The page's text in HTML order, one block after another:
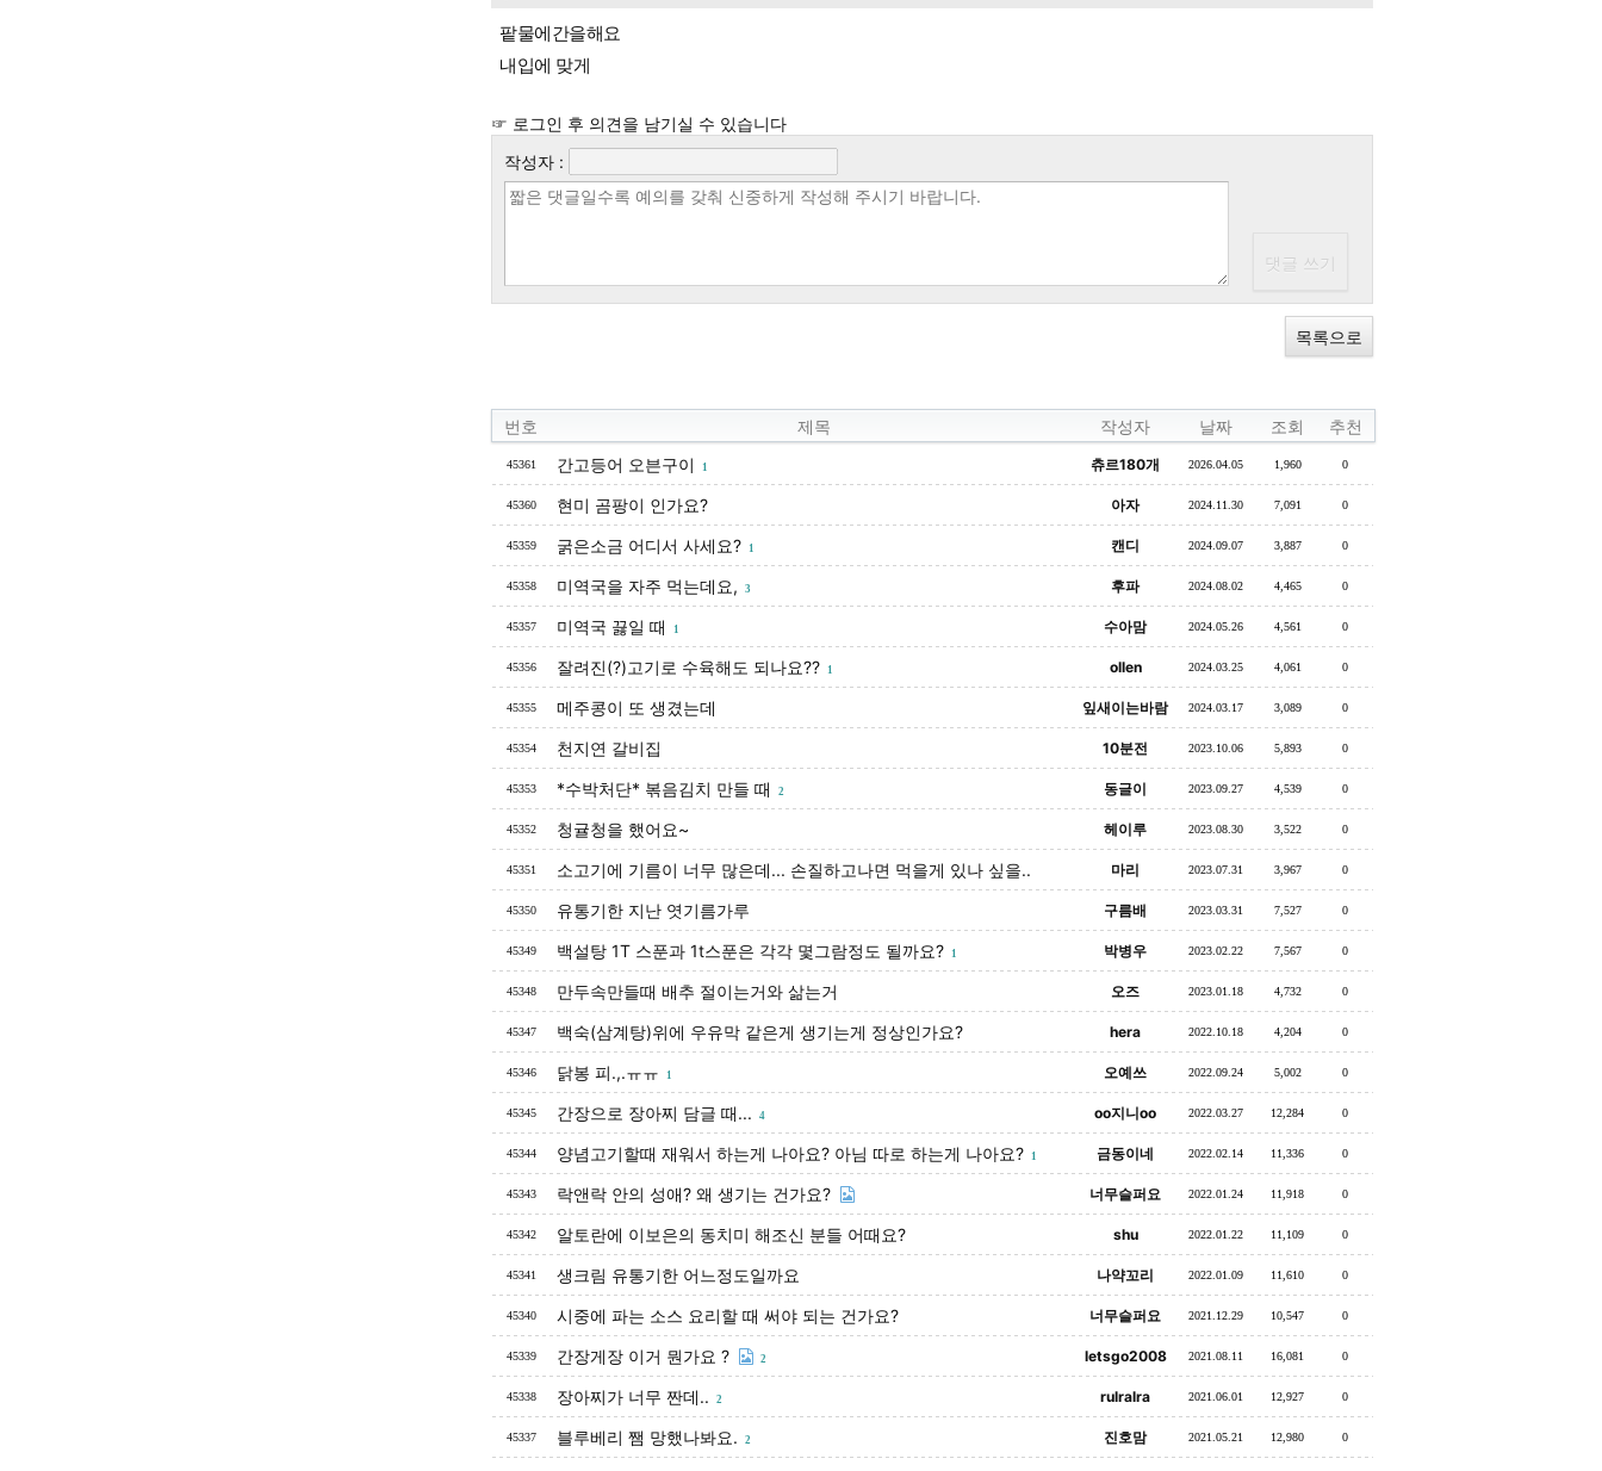
팥물에간을해요
내입에 맞게
☞ 로그인 후 의견을 남기실 수 있습니다
작성자 :
목록으로
번호 제목 작성자 날짜 조회 추천
45361 간고등어 오븐구이 1 츄르180개 2026.04.05 1,960 0
45360 현미 곰팡이 인가요? 아자 2024.11.30 7,091 0
45359 굵은소금 어디서 사세요? 1 캔디 2024.09.07 3,887 0
45358 미역국을 자주 먹는데요, 3 후파 2024.08.02 4,465 0
45357 미역국 끓일 때 1 수아맘 2024.05.26 4,561 0
45356 잘려진(?)고기로 수육해도 되나요?? 1 ollen 2024.03.25 4,061 0
45355 메주콩이 또 생겼는데 잎새이는바람 2024.03.17 3,089 0
45354 천지연 갈비집 10분전 2023.10.06 5,893 0
45353 *수박처단* 볶음김치 만들 때 2 동글이 2023.09.27 4,539 0
45352 청귤청을 했어요~ 헤이루 2023.08.30 3,522 0
45351 소고기에 기름이 너무 많은데... 손질하고나면 먹을게 있나 싶을.. 마리 2023.07.31 3,967 0
45350 유통기한 지난 엿기름가루 구름배 2023.03.31 7,527 0
45349 백설탕 1T 스푼과 1t스푼은 각각 몇그람정도 될까요? 1 박병우 2023.02.22 7,567 0
45348 만두속만들때 배추 절이는거와 삶는거 오즈 2023.01.18 4,732 0
45347 백숙(삼계탕)위에 우유막 같은게 생기는게 정상인가요? hera 2022.10.18 4,204 0
45346 닭봉 피.,.ㅠㅠ 1 오예쓰 2022.09.24 5,002 0
45345 간장으로 장아찌 담글 때... 4 oo지니oo 2022.03.27 12,284 0
45344 양념고기할때 재워서 하는게 나아요? 아님 따로 하는게 나아요? 1 금동이네 2022.02.14 11,336 0
45343 락앤락 안의 성애? 왜 생기는 건가요? 너무슬퍼요 2022.01.24 11,918 0
45342 알토란에 이보은의 동치미 해조신 분들 어때요? shu 2022.01.22 11,109 0
45341 생크림 유통기한 어느정도일까요 나약꼬리 2022.01.09 11,610 0
45340 시중에 파는 소스 요리할 때 써야 되는 건가요? 너무슬퍼요 2021.12.29 10,547 0
45339 간장게장 이거 뭔가요 ? 2 letsgo2008 2021.08.11 16,081 0
45338 장아찌가 너무 짠데.. 2 rulralra 2021.06.01 12,927 0
45337 블루베리 쨈 망했나봐요. 2 진호맘 2021.05.21 12,980 0